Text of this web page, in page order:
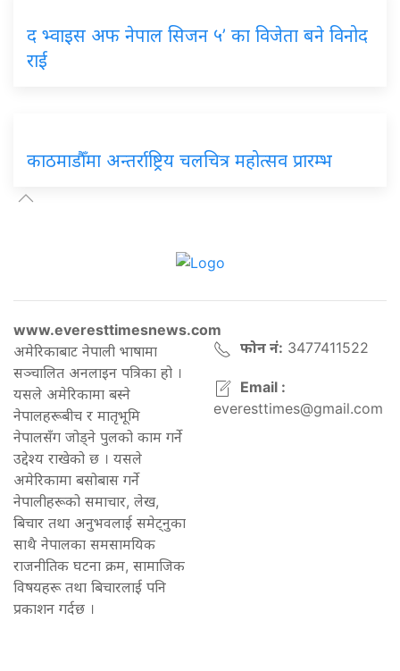
द भ्वाइस अफ नेपाल सिजन ५’ का विजेता बने विनोद
राई
काठमाडौँमा अन्तर्राष्ट्रिय चलचित्र महोत्सव प्रारम्भ
www.everesttimesnews.com
अमेरिकाबाट नेपाली भाषामा
सञ्चालित अनलाइन पत्रिका हो ।
यसले अमेरिकामा बस्ने
नेपालहरूबीच र मातृभूमि
नेपालसँग जोड्ने पुलको काम गर्ने
उद्देश्य राखेको छ । यसले
अमेरिकामा बसोबास गर्ने
नेपालीहरूको समाचार, लेख,
बिचार तथा अनुभवलाई समेट्नुका
साथै नेपालका समसामयिक
राजनीतिक घटना क्रम, सामाजिक
विषयहरू तथा बिचारलाई पनि
प्रकाशन गर्दछ ।
फोन नं: 3477411522
Email :
everesttimes@gmail.com